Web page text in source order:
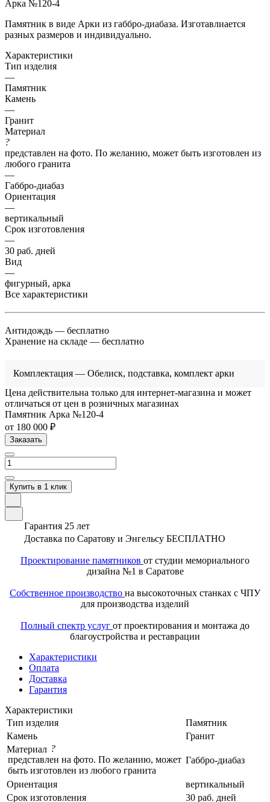
Памятник в виде Арки из габбро-диабаза. Изготавлиается
разных размеров и индивидуально.
Характеристики
Тип изделия
—
Памятник
Камень
—
Гранит
Материал
?
представлен на фото. По желанию, может быть изготовлен из
любого гранита
—
Габбро-диабаз
Ориентация
—
вертикальный
Срок изготовления
—
30 раб. дней
Вид
—
фигурный, арка
Все характеристики
Антидождь — бесплатно
Хранение на складе — бесплатно
Комплектация — Обелиск, подставка, комплект арки
Цена действительна только для интернет-магазина и может
отличаться от цен в розничных магазинах
Памятник Арка №120-4
от 180 000 ₽
Заказать
Купить в 1 клик
Гарантия 25 лет
Доставка по Саратову и Энгельсу БЕСПЛАТНО
Проектирование памятников от студии мемориального
дизайна №1 в Саратове
Собственное производство на высокоточных станках с ЧПУ
для производства изделий
Полный спектр услуг от проектирования и монтажа до
благоустройства и реставрации
Характеристики
Оплата
Доставка
Гарантия
Характеристики
Тип изделия
Памятник
Камень
Гранит
Материал ?
представлен на фото. По желанию, может
быть изготовлен из любого гранита
Габбро-диабаз
Ориентация
вертикальный
Срок изготовления
30 раб. дней